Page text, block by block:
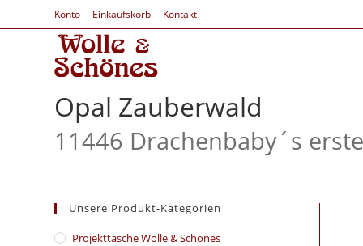
Konto Einkaufskorb Kontakt
Opal Zauberwald
11446 Drachenbaby´s
Unsere Produkt-Kategorien
​Projekttasche Wolle & Schönes